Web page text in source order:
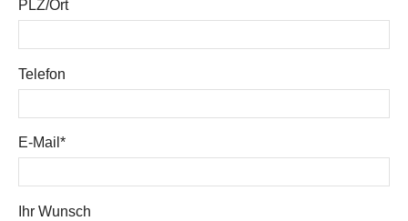
PLZ/Ort
Telefon
Pflichtfeld
E-Mail *
Ihr Wunsch